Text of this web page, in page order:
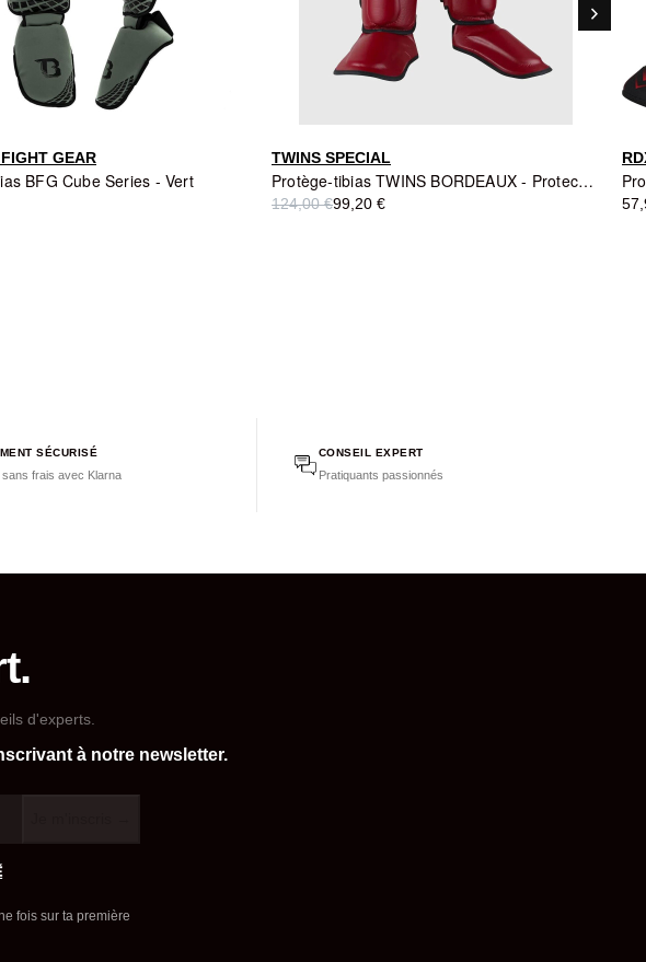
GEAR
BFG Cube Series - Vert
TWINS SPECIAL
Protège-tibias TWINS BORDEAUX - Protection Premium
124,00 €99,20 €
Suivant
keyboard_arrow_right
SÉCURISÉ
sans frais avec Klarna
CONSEIL EXPERT
Pratiquants passionnés
d'experts.
à notre newsletter.
fois sur ta première